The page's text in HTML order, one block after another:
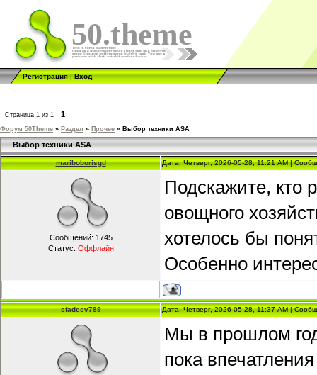
50.theme
Регистрация|Вход
Страница 1 из 1 1
Форум 50Theme » Раздел » Прочее » Выбор техники ASA
Выбор техники ASA
mariboborisgd Дата: Четверг, 2026-05-28, 11:21 AM |
Сообщений: 1745
Статус: Оффлайн
Подскажите, кто
овощного
хотелось бы
Особенно
sfadeev789 Дата: Четверг, 2026-05-28, 11:37 AM |
Мы в прошлом
пока